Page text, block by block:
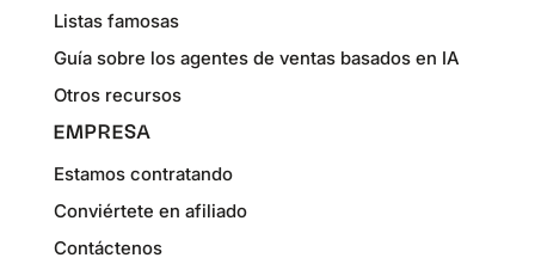
Listas famosas
Guía sobre los agentes de ventas basados en IA
Otros recursos
EMPRESA
Estamos contratando
Conviértete en afiliado
Contáctenos